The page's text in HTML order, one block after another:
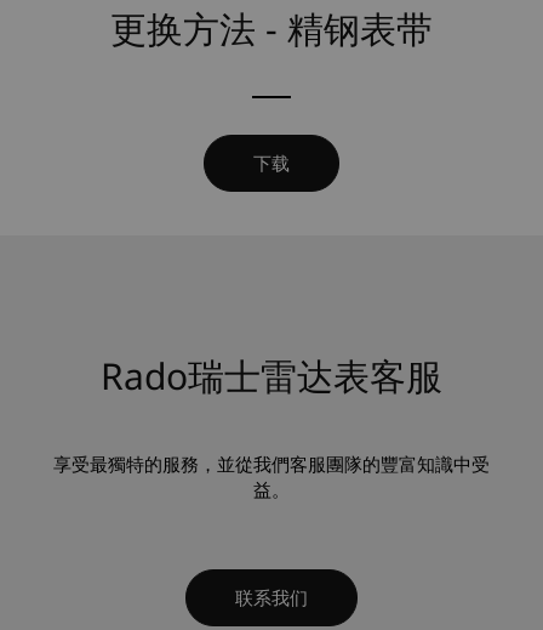
更换方法 - 精钢表带
下载
Rado瑞士雷达表客服
享受最獨特的服務，並從我們客服團隊的豐富知識中受
益。
联系我们